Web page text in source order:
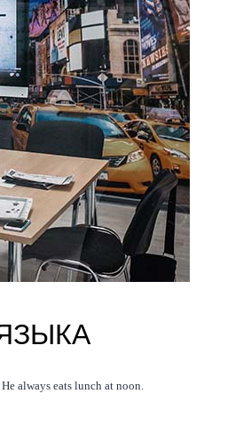
He always eats lunch at noon.